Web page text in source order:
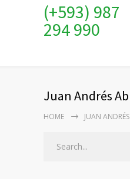
(+593) 987
294 990
Juan Andrés
HOME JUAN